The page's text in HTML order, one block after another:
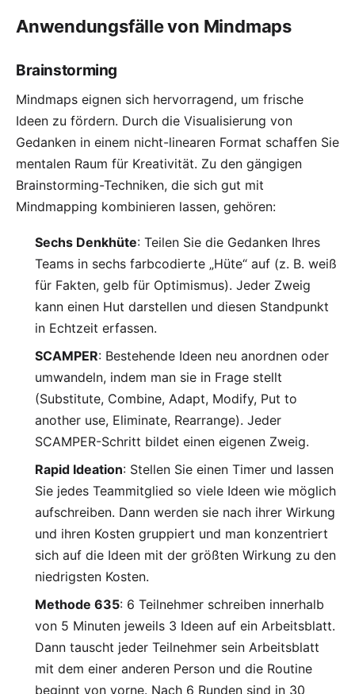
Anwendungsfälle von Mindmaps
Brainstorming
Mindmaps eignen sich hervorragend, um frische
Ideen zu fördern. Durch die Visualisierung von
Gedanken in einem nicht-linearen Format schaffen Sie
mentalen Raum für Kreativität. Zu den gängigen
Brainstorming-Techniken, die sich gut mit
Mindmapping kombinieren lassen, gehören:
Sechs Denkhüte: Teilen Sie die Gedanken Ihres
Teams in sechs farbcodierte „Hüte“ auf (z. B. weiß
für Fakten, gelb für Optimismus). Jeder Zweig
kann einen Hut darstellen und diesen Standpunkt
in Echtzeit erfassen.
SCAMPER: Bestehende Ideen neu anordnen oder
umwandeln, indem man sie in Frage stellt
(Substitute, Combine, Adapt, Modify, Put to
another use, Eliminate, Rearrange). Jeder
SCAMPER-Schritt bildet einen eigenen Zweig.
Rapid Ideation: Stellen Sie einen Timer und lassen
Sie jedes Teammitglied so viele Ideen wie möglich
aufschreiben. Dann werden sie nach ihrer Wirkung
und ihren Kosten gruppiert und man konzentriert
sich auf die Ideen mit der größten Wirkung zu den
niedrigsten Kosten.
Methode 635: 6 Teilnehmer schreiben innerhalb
von 5 Minuten jeweils 3 Ideen auf ein Arbeitsblatt.
Dann tauscht jeder Teilnehmer sein Arbeitsblatt
mit dem einer anderen Person und die Routine
beginnt von vorne. Nach 6 Runden sind in 30